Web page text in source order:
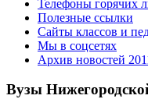
Телефоны горячих
Полезные ссылки
Сайты классов и
Мы в соцсетях
Архив новостей
Вузы